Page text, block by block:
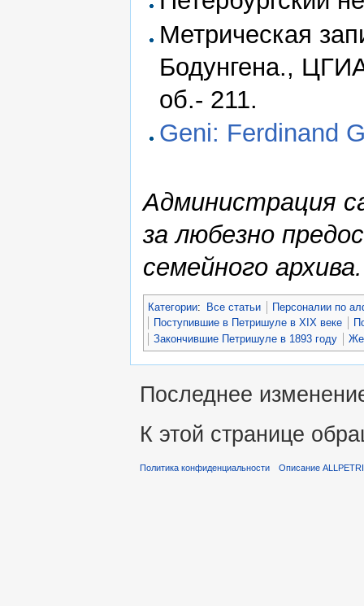
Метрическая
Бодунгена.,
об.- 211.
Geni: Ferdinand
Администрация
за любезно
семейного архива.
Категории: Все статьи
Персоналии по
Поступившие в Петришуле в XIX веке
Закончившие Петришуле в 1893 году
Последнее
К этой странице
Политика конфиденциальности Описание